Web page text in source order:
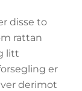
disse to
rattan
litt
er
derimot